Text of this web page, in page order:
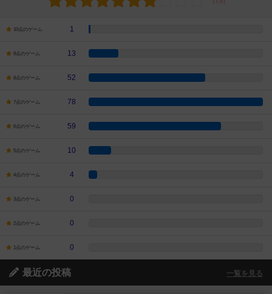
10点のゲーム 1
9点のゲーム 13
8点のゲーム 52
7点のゲーム 78
6点のゲーム 59
5点のゲーム 10
4点のゲーム 4
3点のゲーム 0
2点のゲーム 0
1点のゲーム 0
最近の投稿 一覧を見る